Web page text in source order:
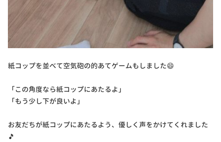
紙コップを並べて空気砲の的あてゲームもしました😄
「この角度なら紙コップにあたるよ」
「もう少し下が良いよ」
お友だちが紙コップにあたるよう、優しく声をかけてくれました
🎵